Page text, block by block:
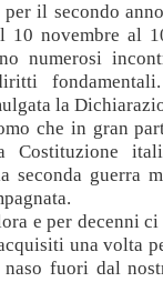
il secondo
10 novembre al
numerosi
fondamentali
la
che in gran
Costituzione
seconda guerra
e per decenni
una volta
naso fuori dal